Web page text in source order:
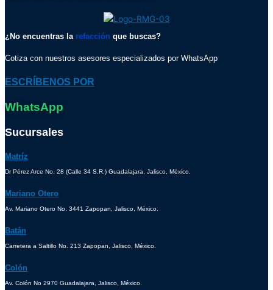
¿No encuentras la refacción que buscas?
Cotiza con nuestros asesores especializados por WhatsApp
ESCRÍBENOS POR
WhatsApp
Sucursales
Matríz
Dr Pérez Arce No. 28 (Calle 34 S.R.) Guadalajara, Jalisco, México.
Mariano Otero
Av. Mariano Otero No. 3441 Zapopan, Jalisco, México.
Batán
Carretera a Saltillo No. 213 Zapopan, Jalisco, México.
Colón
Av. Colón No 2970 Guadalajara, Jalisco, México.